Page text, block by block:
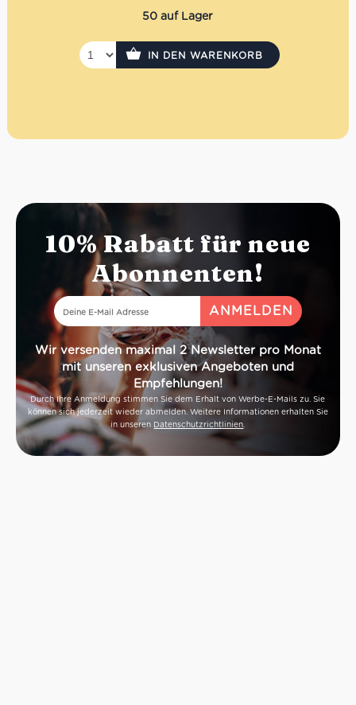
50 auf Lager
IN DEN WARENKORB
10% Rabatt für neue
Abonnenten!
Wir versenden maximal 2 Newsletter pro Monat
mit unseren exklusiven Angeboten und
Empfehlungen!
Durch Ihre Anmeldung stimmen Sie dem Erhalt von Werbe-E-Mails zu. Sie
können sich jederzeit wieder abmelden. Weitere Informationen erhalten Sie
in unseren Datenschutzrichtlinien